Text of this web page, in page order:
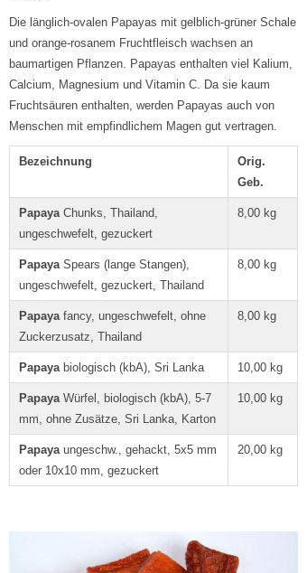
Die länglich-ovalen Papayas mit gelblich-grüner Schale
und orange-rosanem Fruchtfleisch wachsen an
baumartigen Pflanzen. Papayas enthalten viel Kalium,
Calcium, Magnesium und Vitamin C. Da sie kaum
Fruchtsäuren enthalten, werden Papayas auch von
Menschen mit empfindlichem Magen gut vertragen.
Bezeichnung
Orig.
Geb.
Papaya Chunks, Thailand,
ungeschwefelt, gezuckert
8,00 kg
Papaya Spears (lange Stangen),
ungeschwefelt, gezuckert, Thailand
8,00 kg
Papaya fancy, ungeschwefelt, ohne
Zuckerzusatz, Thailand
8,00 kg
Papaya biologisch (kbA), Sri Lanka 10,00 kg
Papaya Würfel, biologisch (kbA), 5-7
mm, ohne Zusätze, Sri Lanka, Karton
10,00 kg
Papaya ungeschw., gehackt, 5x5 mm
oder 10x10 mm, gezuckert
20,00 kg